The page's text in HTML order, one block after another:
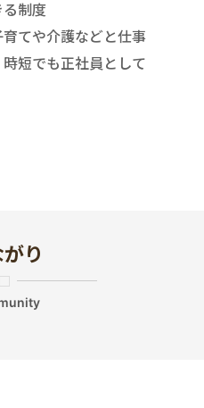
る制度
てや介護などと仕事
短でも正社員として
り